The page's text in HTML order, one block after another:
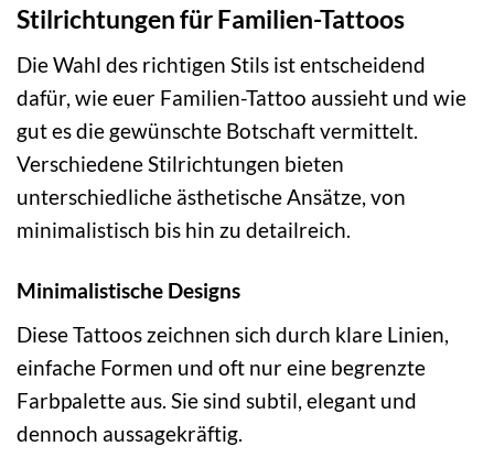
Stilrichtungen für Familien-Tattoos
Die Wahl des richtigen Stils ist entscheidend
dafür, wie euer Familien-Tattoo aussieht und wie
gut es die gewünschte Botschaft vermittelt.
Verschiedene Stilrichtungen bieten
unterschiedliche ästhetische Ansätze, von
minimalistisch bis hin zu detailreich.
Minimalistische Designs
Diese Tattoos zeichnen sich durch klare Linien,
einfache Formen und oft nur eine begrenzte
Farbpalette aus. Sie sind subtil, elegant und
dennoch aussagekräftig.